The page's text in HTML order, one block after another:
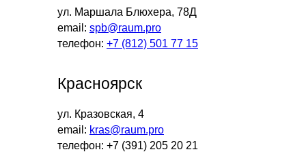
ул. Кразовская, 4
email: kras@raum.pro
телефон: +7 (391) 205 20 21
Красноярск
ул. Маршала Блюхера, 78Д
email: spb@raum.pro
телефон: +7 (812) 501 77 15